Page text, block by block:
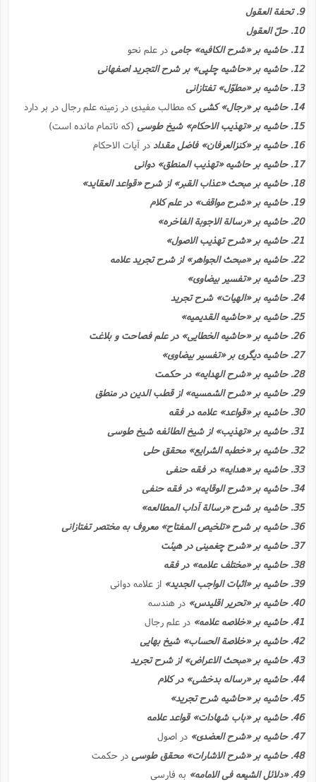
9. تحفة العقول
10. حلّ العقول
11. حاشیه بر «شرح الکافیه» جامى
در علم نحو
12. حاشیه بر «حاشیه چلپى» بر شرح التجرید اصفهانى
13. حاشیه بر «مطوّل» تفتازانى
14. حاشیه بر «رجال» کشى
که مطالب مفیدى در زمینه علم رجال در بر دارد
15. حاشیه بر «تهذیب الاحکام» شیخ طوسى
(که ناتمام مانده است)
16. حاشیه بر «کنزالعرفان» فاضل مقداد
در آیات الاحکام
17. حاشیه بر حاشیه «تهذیب المنطق» دوانى
18. حاشیه بر مبحث «عذاب القبر» از شرح «قواعد العقاید»
19. حاشیه بر «شرح مواقف» در علم کلام
20. حاشیه بر «رسالة الاجوبة الفاخره»
21. حاشیه بر «شرح تهذیب الاصول»
22. حاشیه بر «مبحث الجواهر» از شرح تجرید علامه
23. حاشیه بر «تفسیر بیضاوى»
24. حاشیه بر «الهیات» شرح تجرید
25. حاشیه بر «حاشیه القدیمیه»
26. حاشیه بر «حاشیه الخطایى» در علم فصاحت و بلاغت
27. حاشیه دیگرى بر «تفسیر بیضاوى»
28. حاشیه بر «شرح الهدایه» در حکمت
29. حاشیه بر «شرح الشمسیه» از قطب الدین در منطق
30. حاشیه بر «قواعد» علامه در فقه
31. حاشیه بر «تهذیب» از شیخ الطائفه شیخ طوسى
32. حاشیه بر «خطبه الشرایع» محقق حلى
33. حاشیه بر «هدایه» در فقه حنفى
34. حاشیه بر «شرح الوقایه» در فقه حنفى
35. حاشیه بر شرح «رسالة آداب المطالعه»
36. حاشیه بر شرح «تلخیص المفتاح» معروف به مختصر تفتازانى
37. حاشیه بر «شرح چغمینى در هیئت
38. حاشیه بر «مختلف علامه» در فقه
39. حاشیه بر «اثبات الواجب الجدید»
از علامه دوانى
40. حاشیه بر «تحریر اقلیدس»
در هندسه
41. حاشیه بر «خلاصه علامه»
در علم رجال
42. حاشیه بر «خلاصة الحساب» شیخ بهایى
43. حاشیه بر «مبحث الاعراض» از شرح تجرید
44. حاشیه بر «رساله بدخشى» در کلام
45. حاشیه بر «حاشیه شرح تجرید»
46. حاشیه بر «باب شهادات» قواعد علامه
47. حاشیه بر «شرح العضدى»
در اصول
48. حاشیه بر «شرح الاشارات» محقق طوسى
در حکمت
49. «دلائل الشیعه فى الامامه»
به فارسى